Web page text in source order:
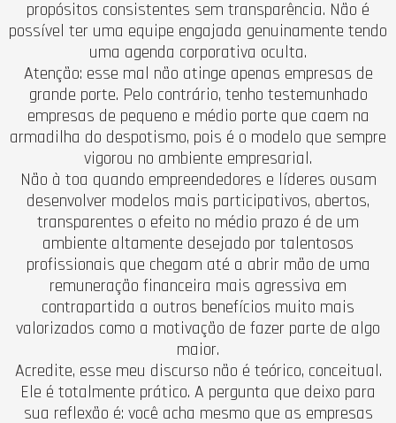
propósitos consistentes sem transparência. Não é
possível ter uma equipe engajada genuinamente tendo
uma agenda corporativa oculta.
Atenção: esse mal não atinge apenas empresas de
grande porte. Pelo contrário, tenho testemunhado
empresas de pequeno e médio porte que caem na
armadilha do despotismo, pois é o modelo que sempre
vigorou no ambiente empresarial.
Não à toa quando empreendedores e líderes ousam
desenvolver modelos mais participativos, abertos,
transparentes o efeito no médio prazo é de um
ambiente altamente desejado por talentosos
profissionais que chegam até a abrir mão de uma
remuneração financeira mais agressiva em
contrapartida a outros benefícios muito mais
valorizados como a motivação de fazer parte de algo
maior.
Acredite, esse meu discurso não é teórico, conceitual.
Ele é totalmente prático. A pergunta que deixo para
sua reflexão é: você acha mesmo que as empresas